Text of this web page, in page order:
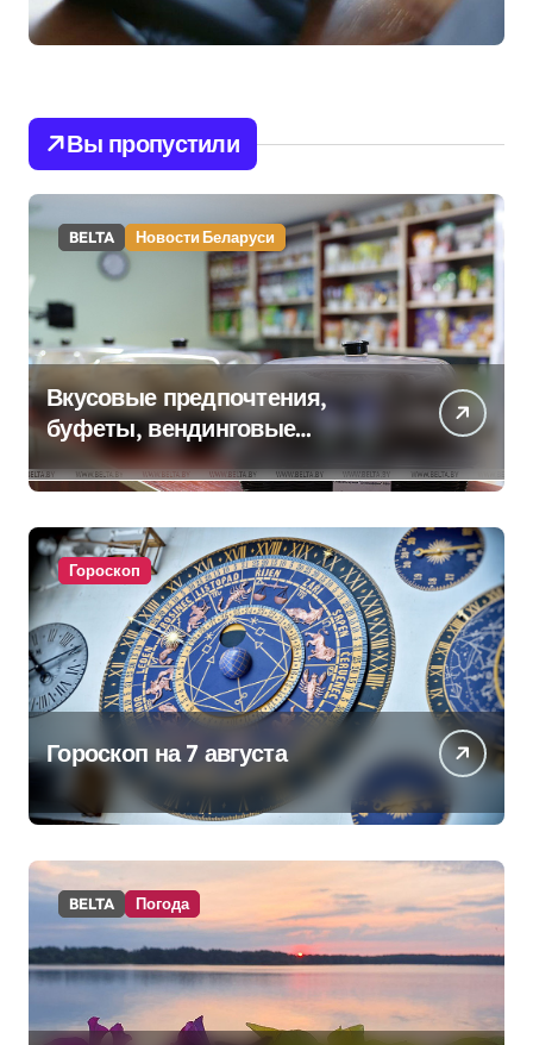
Вы пропустили
BELTA Новости Беларуси
Вкусовые предпочтения,
буфеты, вендинговые
аппараты. Минобразования об
изменениях в школьном
питании
Гороскоп
Гороскоп на 7 августа
BELTA Погода